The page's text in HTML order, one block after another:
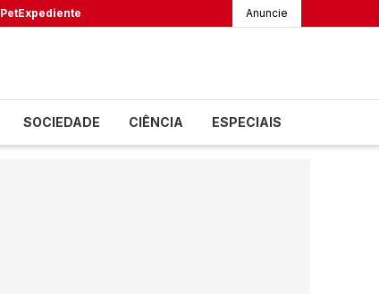
PetExpediente Anuncie
SOCIEDADE CIÊNCIA ESPECIAIS